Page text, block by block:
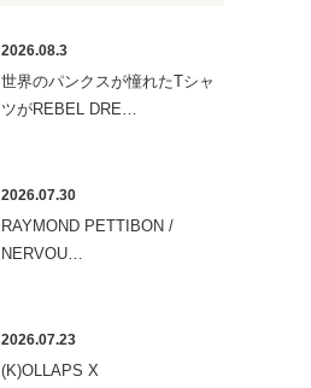
2026.08.3
世界のパンクスが憧れたTシャ
ツがREBEL DRE…
2026.07.30
RAYMOND PETTIBON /
NERVOU…
2026.07.23
(K)OLLAPS X